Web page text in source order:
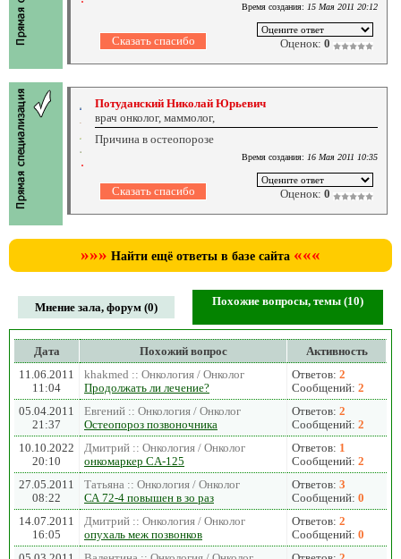
Время создания: 15 Мая 2011 20:12
Оценок: 0
Потуданский Николай Юрьевич
врач онколог, маммолог,
Причина в остеопорозе
Время создания: 16 Мая 2011 10:35
Оценок: 0
»»» Найти ещё ответы в базе сайта «««
Мнение зала, форум (0) Похожие вопросы, темы (10)
Дата Похожий вопрос
Активность
11.06.2011
11:04
khakmed :: Онкология / Онколог
Продолжать ли лечение?
Ответов: 2
Сообщений: 2
05.04.2011
21:37
Евгений :: Онкология / Онколог
Остеопороз позвоночника
Ответов: 2
Сообщений: 2
10.10.2022
20:10
Дмитрий :: Онкология / Онколог
онкомаркер CA-125
Ответов: 1
Сообщений: 2
27.05.2011
08:22
Татьяна :: Онкология / Онколог
СА 72-4 повышен в зо раз
Ответов: 3
Сообщений: 0
14.07.2011
16:05
Дмитрий :: Онкология / Онколог
опухаль меж позвонков
Ответов: 2
Сообщений: 0